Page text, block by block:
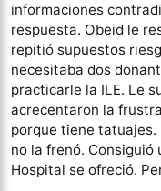
informaciones
respuesta. Obeid le
repitió supuestos
necesitaba dos
practicarle la ILE. Le
acrecentaron la
porque tiene tatuajes.
no la frenó. Consiguió
Hospital se ofreció.